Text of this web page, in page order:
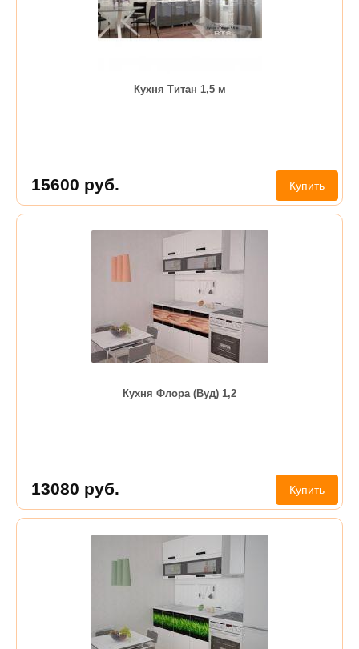
Кухня Титан 1,5 м
15600 руб. Купить
Кухня Флора (Вуд) 1,2
13080 руб. Купить